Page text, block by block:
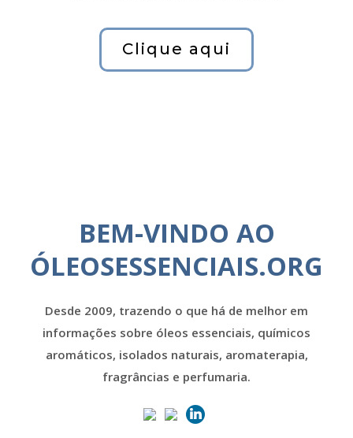
Clique aqui
BEM-VINDO AO
ÓLEOSESSENCIAIS.ORG
Desde 2009, trazendo o que há de melhor em
informações sobre óleos essenciais, químicos
aromáticos, isolados naturais, aromaterapia,
fragrâncias e perfumaria.